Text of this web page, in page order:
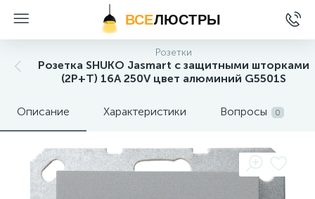
ВСЕЛЮСТРЫ
Розетки
Розетка SHUKO Jasmart с защитными шторками
(2P+T) 16A 250V цвет алюминий G5501S
Описание Характеристики Вопросы 0